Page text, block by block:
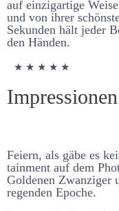
auf einzig­­­artige
und von ihrer
Sekunden hält jeder
den Händen.
★ ★ ★ ★ ★
Impressionen
Feiern, als gäbe es
tain­­ment auf dem
Goldenen Zwanziger
regenden Epoche.